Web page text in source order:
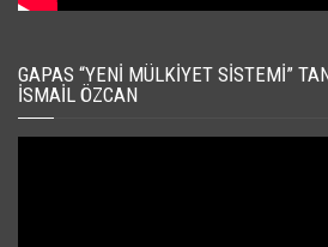
GAPAS “YENI MÜLKIYET SISTEMI”
İSMAIL ÖZCAN